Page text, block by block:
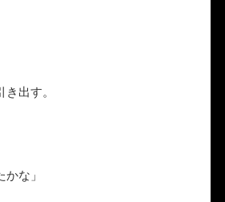
出す。
な」